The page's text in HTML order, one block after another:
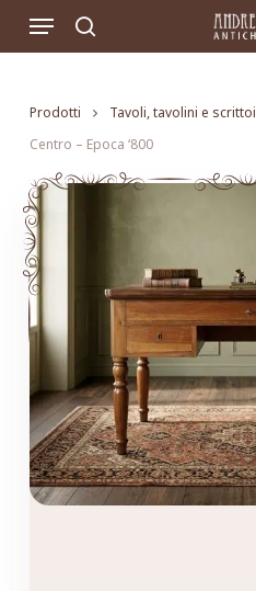
search
Menu
Prodotti Tavoli, tavolini e scrittoi
Centro – Epoca ‘800